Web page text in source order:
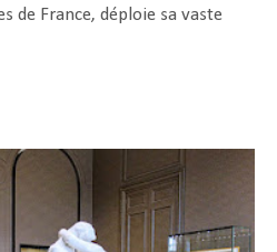
de France, déploie sa vaste